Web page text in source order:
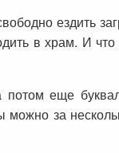
ездить
в храм. И
еще
можно за